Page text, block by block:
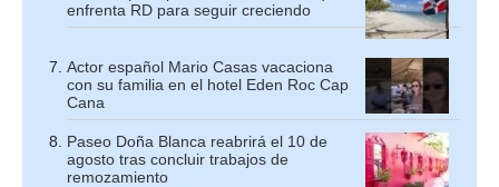
enfrenta RD para seguir creciendo
Actor español Mario Casas vacaciona
con su familia en el hotel Eden Roc Cap
Cana
Paseo Doña Blanca reabrirá el 10 de
agosto tras concluir trabajos de
remozamiento